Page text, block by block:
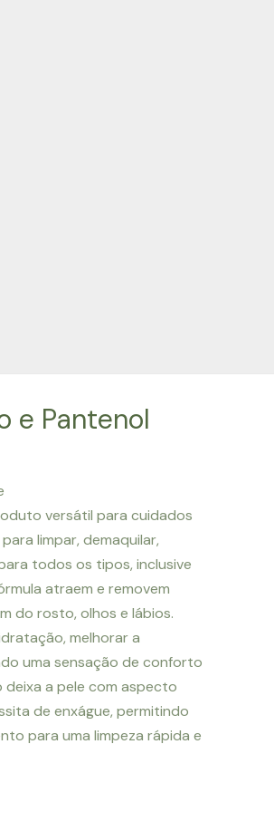
e Pantenol
versátil para cuidados
limpar, demaquilar,
todos os tipos, inclusive
atraem e removem
do rosto, olhos e lábios.
melhorar a
uma sensação de conforto
a pele com aspecto
de enxágue, permitindo
para uma limpeza rápida e